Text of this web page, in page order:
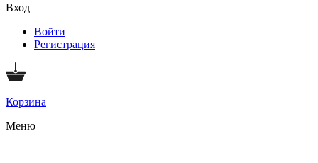
Вход
Войти
Регистрация
Корзина
Меню